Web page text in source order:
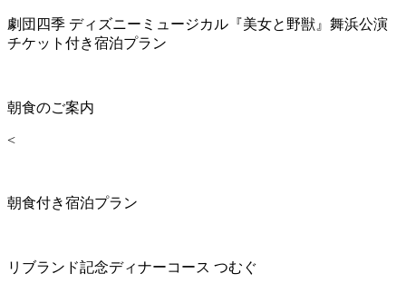
劇団四季 ディズニーミュージカル『美女と野獣』舞浜公演
チケット付き宿泊プラン
朝食のご案内
<
朝食付き宿泊プラン
リブランド記念ディナーコース つむぐ